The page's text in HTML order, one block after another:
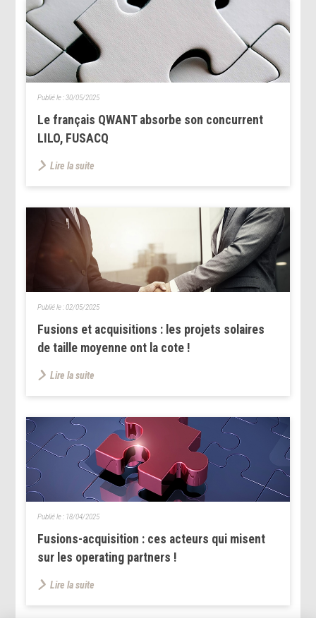
Le français QWANT absorbe son concurrent
LILO, FUSACQ
Publié le :30/05/2025
Lire la suite
Fusions et acquisitions : les projets solaires
de taille moyenne ont la cote !
Publié le :02/05/2025
Lire la suite
Fusions-acquisition : ces acteurs qui misent
sur les operating partners !
Publié le : 18/04/2025
Lire la suite